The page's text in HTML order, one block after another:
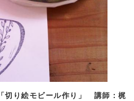
切り絵モビール作り」 講師：梶